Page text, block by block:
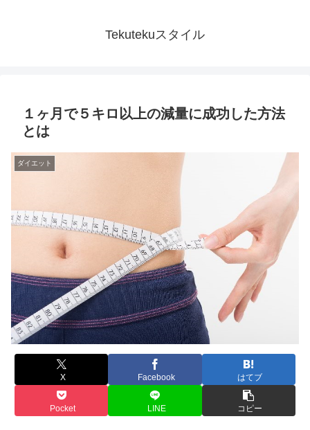
Tekutekuスタイル
１ヶ月で５キロ以上の減量に成功した方法
とは
ダイエット
X Facebook はてブ
Pocket LINE コピー